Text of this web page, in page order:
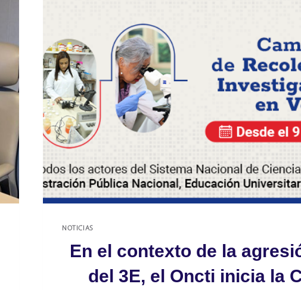
NOTICIAS
En el contexto de la
del 3E, el Oncti inicia la